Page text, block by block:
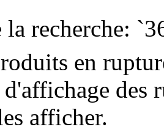
la recherche:
en
des
afficher.